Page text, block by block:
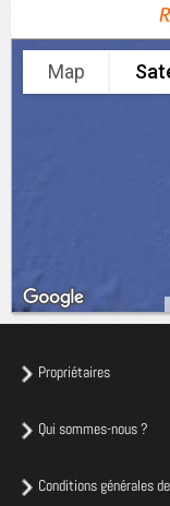
Map
Propriétaires
Qui sommes-nous ?
Conditions générales